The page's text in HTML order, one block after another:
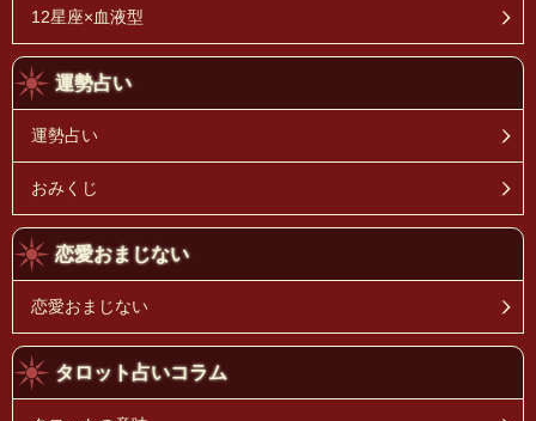
12星座×血液型
運勢占い
運勢占い
おみくじ
恋愛おまじない
恋愛おまじない
タロット占いコラム